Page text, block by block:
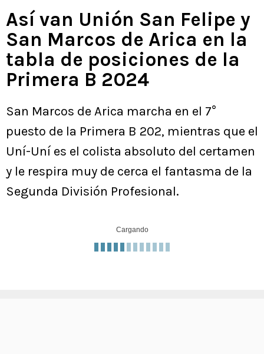
Así van Unión San Felipe y
San Marcos de Arica en la
tabla de posiciones de la
Primera B 2024
San Marcos de Arica marcha en el 7°
puesto de la Primera B 202, mientras que el
Uní-Uní es el colista absoluto del certamen
y le respira muy de cerca el fantasma de la
Segunda División Profesional.
Cargando